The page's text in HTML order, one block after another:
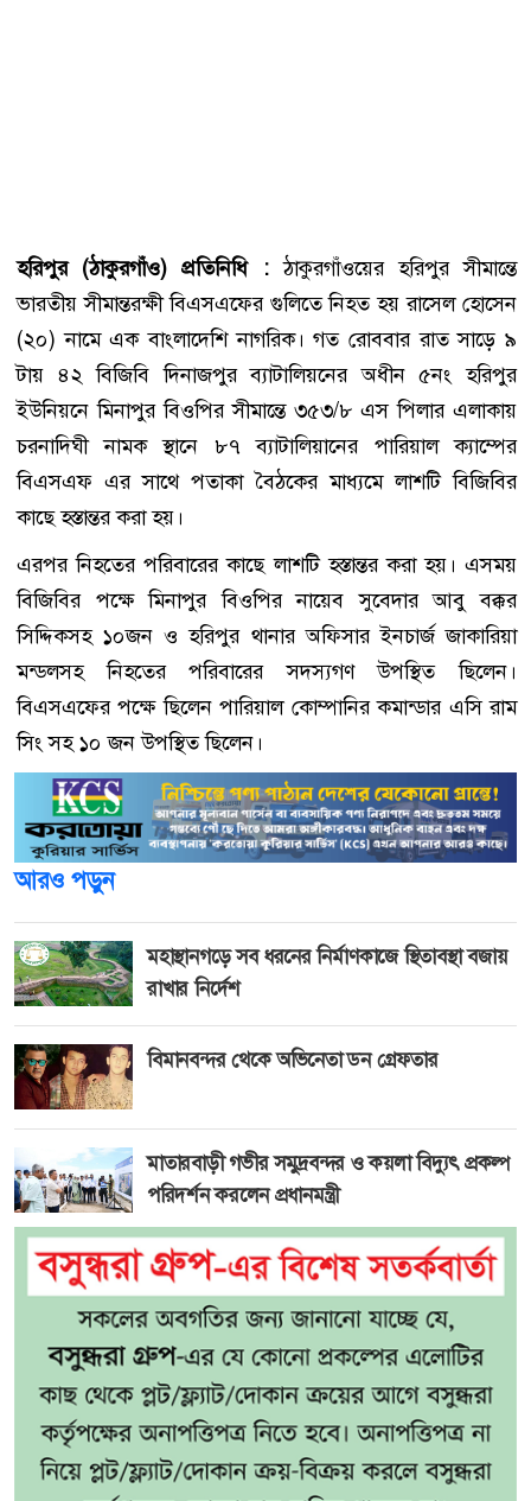
হরিপুর (ঠাকুরগাঁও) প্রতিনিধি :ঠাকুরগাঁওয়ের হরিপুর সীমান্তে
ভারতীয় সীমান্তরক্ষী বিএসএফের গুলিতে নিহত হয় রাসেল হোসেন
(২০) নামে এক বাংলাদেশি নাগরিক। গত রোববার রাত সাড়ে ৯
টায় ৪২ বিজিবি দিনাজপুর ব্যাটালিয়নের অধীন ৫নং হরিপুর
ইউনিয়নে মিনাপুর বিওপির সীমান্তে ৩৫৩/৮ এস পিলার এলাকায়
চরনাদিঘী নামক স্থানে ৮৭ ব্যাটালিয়ানের পারিয়াল ক্যাম্পের
বিএসএফ এর সাথে পতাকা বৈঠকের মাধ্যমে লাশটি বিজিবির
কাছে হস্তান্তর করা হয়।
এরপর নিহতের পরিবারের কাছে লাশটি হস্তান্তর করা হয়। এসময়
বিজিবির পক্ষে মিনাপুর বিওপির নায়েব সুবেদার আবু বক্কর
সিদ্দিকসহ ১০জন ও হরিপুর থানার অফিসার ইনচার্জ জাকারিয়া
মন্ডলসহ নিহতের পরিবারের সদস্যগণ উপস্থিত ছিলেন।
বিএসএফের পক্ষে ছিলেন পারিয়াল কোম্পানির কমান্ডার এসি রাম
সিং সহ ১০ জন উপস্থিত ছিলেন।
আরও পড়ুন
মহাস্থানগড়ে সব ধরনের নির্মাণকাজে স্থিতাবস্থা বজায়
রাখার নির্দেশ
বিমানবন্দর থেকে অভিনেতা ডন গ্রেফতার
মাতারবাড়ী গভীর সমুদ্রবন্দর ও কয়লা বিদ্যুৎ প্রকল্প
পরিদর্শন করলেন প্রধানমন্ত্রী